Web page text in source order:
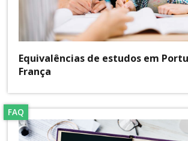
Equivalências de estudos em
França
FAQ